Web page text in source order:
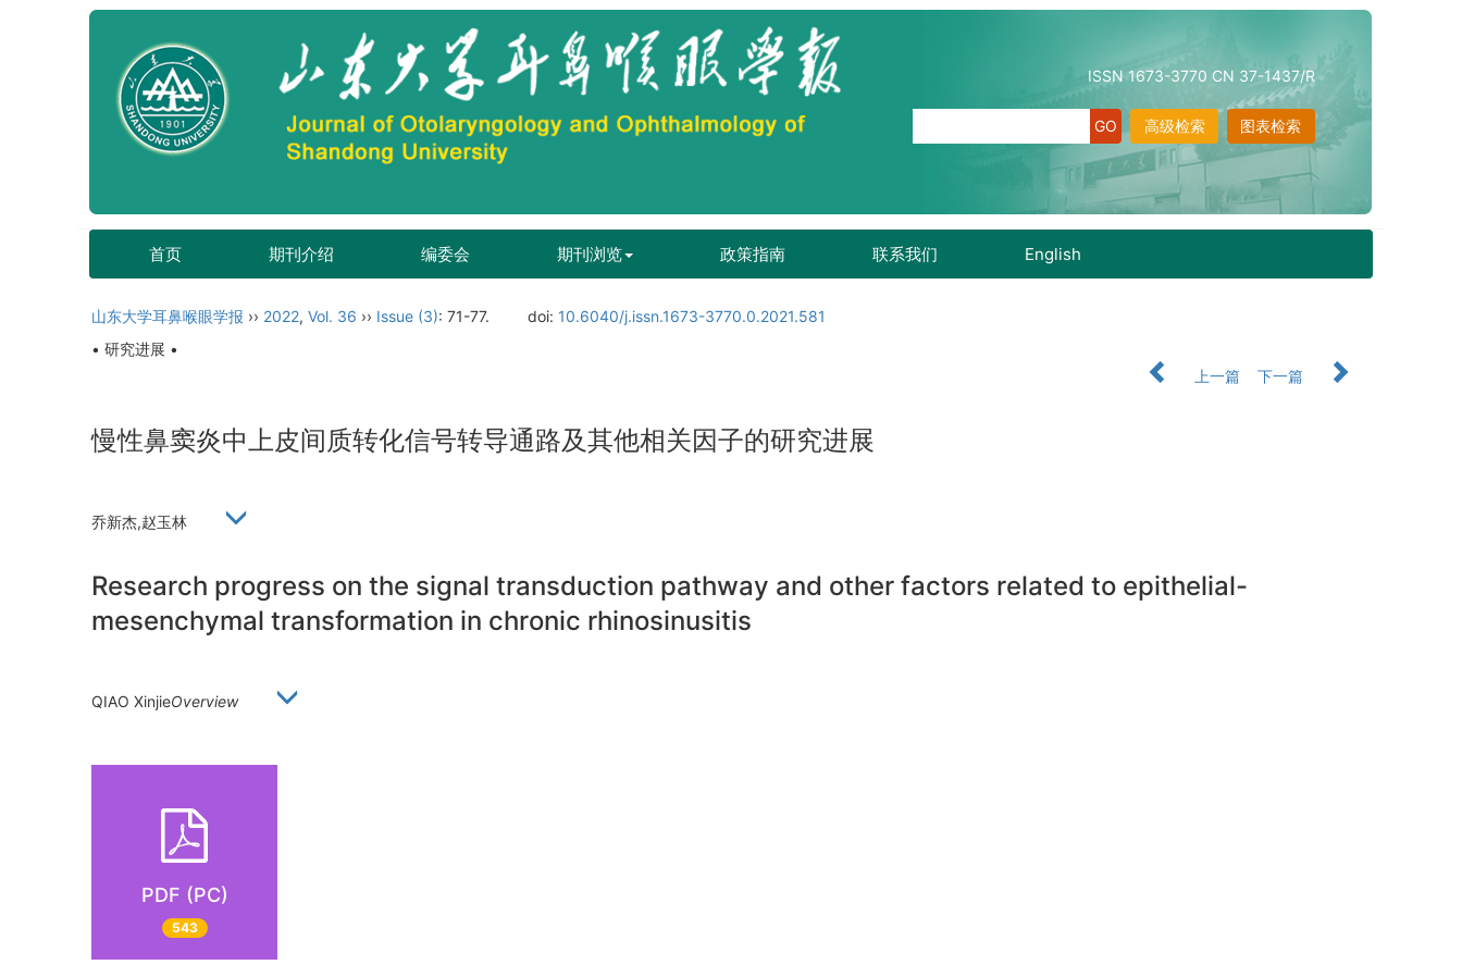
ISSN 1673-3770 CN 37-1437/R
图表检索
高级检索
首页 期刊介绍 编委会 期刊浏览 政策指南 联系我们 English
山东大学耳鼻喉眼学报 ›› 2022, Vol. 36 ›› Issue (3): 71-77. doi: 10.6040/j.issn.1673-3770.0.2021.581
• 研究进展 •
上一篇
下一篇
慢性鼻窦炎中上皮间质转化信号转导通路及其他相关因子的研究进展
乔新杰,赵玉林
Research progress on the signal transduction pathway and other factors related to epithelial-
mesenchymal transformation in chronic rhinosinusitis
QIAO XinjieOverview
PDF (PC)
543